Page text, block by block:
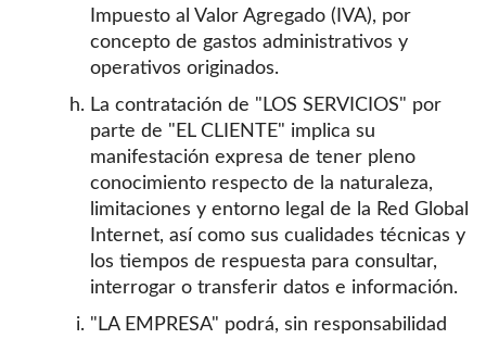
Impuesto al Valor Agregado (IVA), por
concepto de gastos administrativos y
operativos originados.
La contratación de "LOS SERVICIOS" por
parte de "EL CLIENTE" implica su
manifestación expresa de tener pleno
conocimiento respecto de la naturaleza,
limitaciones y entorno legal de la Red Global
Internet, así como sus cualidades técnicas y
los tiempos de respuesta para consultar,
interrogar o transferir datos e información.
"LA EMPRESA" podrá, sin responsabilidad